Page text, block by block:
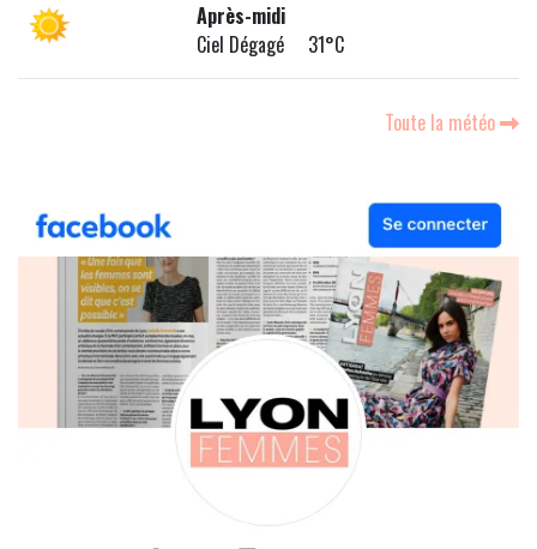
Après-midi
Ciel Dégagé 31°C
Toute la météo